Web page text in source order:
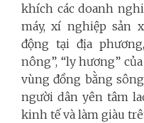
khích các doanh
máy, xí nghiệp sản
động tại địa
nông”, “ly hương”
vùng đồng bằng
người dân yên tâm
kinh tế và làm giàu